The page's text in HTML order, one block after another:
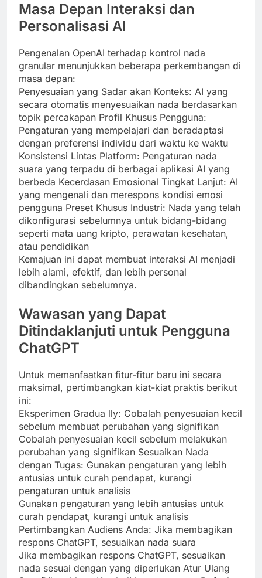
Masa Depan Interaksi dan
Personalisasi AI
Pengenalan OpenAI terhadap kontrol nada
granular menunjukkan beberapa perkembangan di
masa depan:
Penyesuaian yang Sadar akan Konteks: AI yang
secara otomatis menyesuaikan nada berdasarkan
topik percakapan Profil Khusus Pengguna:
Pengaturan yang mempelajari dan beradaptasi
dengan preferensi individu dari waktu ke waktu
Konsistensi Lintas Platform: Pengaturan nada
suara yang terpadu di berbagai aplikasi AI yang
berbeda Kecerdasan Emosional Tingkat Lanjut: AI
yang mengenali dan merespons kondisi emosi
pengguna Preset Khusus Industri: Nada yang telah
dikonfigurasi sebelumnya untuk bidang-bidang
seperti mata uang kripto, perawatan kesehatan,
atau pendidikan
Kemajuan ini dapat membuat interaksi AI menjadi
lebih alami, efektif, dan lebih personal
dibandingkan sebelumnya.
Wawasan yang Dapat
Ditindaklanjuti untuk Pengguna
ChatGPT
Untuk memanfaatkan fitur-fitur baru ini secara
maksimal, pertimbangkan kiat-kiat praktis berikut
ini:
Eksperimen Gradua lly: Cobalah penyesuaian kecil
sebelum membuat perubahan yang signifikan
Cobalah penyesuaian kecil sebelum melakukan
perubahan yang signifikan Sesuaikan Nada
dengan Tugas: Gunakan pengaturan yang lebih
antusias untuk curah pendapat, kurangi
pengaturan untuk analisis
Gunakan pengaturan yang lebih antusias untuk
curah pendapat, kurangi untuk analisis
Pertimbangkan Audiens Anda: Jika membagikan
respons ChatGPT, sesuaikan nada suara
Jika membagikan respons ChatGPT, sesuaikan
nada sesuai dengan yang diperlukan Atur Ulang